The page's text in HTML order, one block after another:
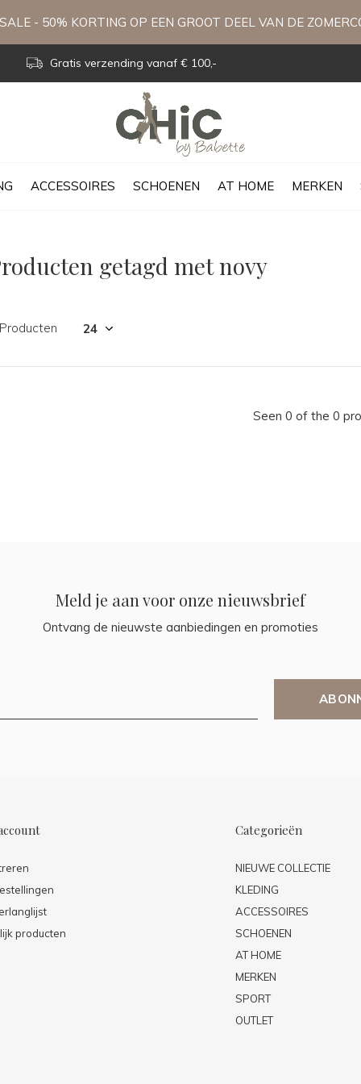
ACCESSOIRES SCHOENEN AT HOME MERKEN
Gratis verzending vanaf € 100,-
- 50% KORTING OP EEN GROOT DEEL VAN DE
getagd met novy
Seen 0 of the 0
Meld je aan voor onze nieuwsbrief
Ontvang de nieuwste aanbiedingen en promoties
producten
Categorieën
NIEUWE COLLECTIE
KLEDING
ACCESSOIRES
SCHOENEN
AT HOME
MERKEN
SPORT
OUTLET